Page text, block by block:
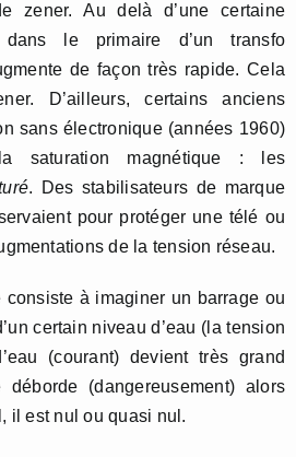
zener. Au delà d’une certaine
le primaire d’un transfo
de façon très rapide. Cela
D’ailleurs, certains anciens
sans électronique (années 1960)
saturation magnétique : les
. Des stabilisateurs de marque
pour protéger une télé ou
de la tension réseau.
consiste à imaginer un barrage ou
certain niveau d’eau (la tension
(courant) devient très grand
(dangereusement) alors
il est nul ou quasi nul.